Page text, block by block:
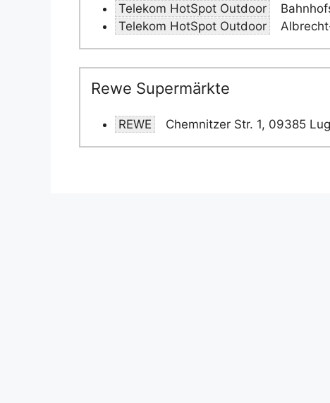
Telekom HotSpot Outdoor
Telekom HotSpot Outdoor
Rewe Supermärkte
REWE Chemnitzer Str. 1, 09385